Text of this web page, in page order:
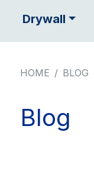
Drywall
HOME BLOG
Blog